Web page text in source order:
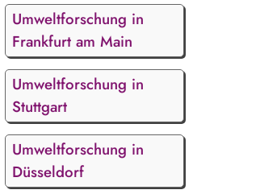
Umweltforschung in
Frankfurt am Main
Umweltforschung in
Stuttgart
Umweltforschung in
Düsseldorf